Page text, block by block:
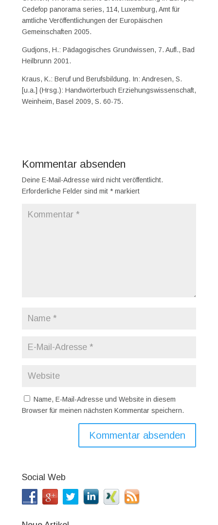
Cedefop panorama series, 114, Luxemburg, Amt für
amtliche Veröffentlichungen der Europäischen
Gemeinschaften 2005.
Gudjons, H.: Pädagogisches Grundwissen, 7. Aufl., Bad
Heilbrunn 2001.
Kraus, K.: Beruf und Berufsbildung. In: Andresen, S.
[u.a.] (Hrsg.): Handwörterbuch Erziehungswissenschaft,
Weinheim, Basel 2009, S. 60-75.
Kommentar absenden
Deine E-Mail-Adresse wird nicht veröffentlicht.
Erforderliche Felder sind mit *markiert
Name, E-Mail-Adresse und Website in diesem
Browser für meinen nächsten Kommentar speichern.
Social Web